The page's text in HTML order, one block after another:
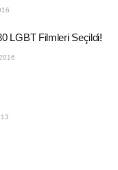
LGBT Filmleri Seçildi!